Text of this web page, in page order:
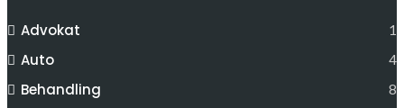
Advokat 1
Auto 4
Behandling 8